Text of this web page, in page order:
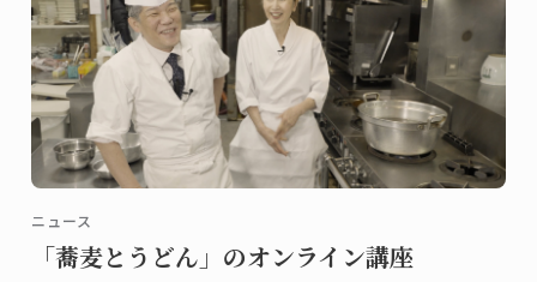
ニュース
「蕎麦とうどん」のオンライン講座